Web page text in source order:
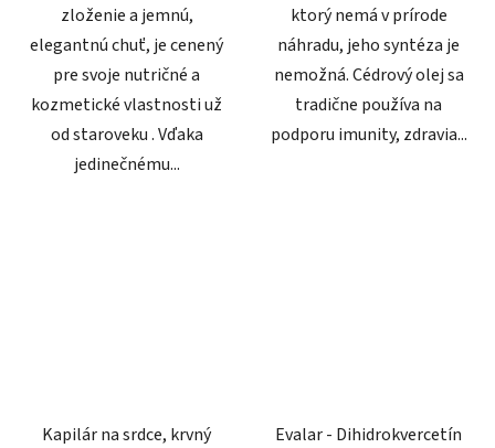
zloženie a jemnú,
elegantnú chuť, je cenený
pre svoje nutričné a
kozmetické vlastnosti už
od staroveku . Vďaka
jedinečnému...
ktorý nemá v prírode
náhradu, jeho syntéza je
nemožná. Cédrový olej sa
tradične používa na
podporu imunity, zdravia...
Kapilár na srdce, krvný
Evalar - Dihidrokvercetín